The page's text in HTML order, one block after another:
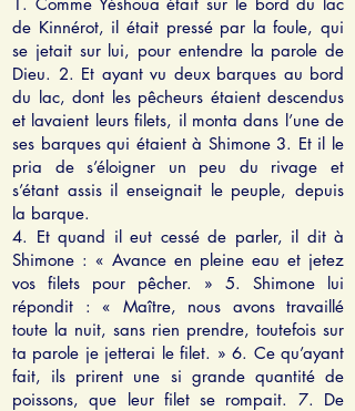
de Kinnérot, il était pressé par la foule, qui
se jetait sur lui, pour entendre la parole de
Dieu. 2. Et ayant vu deux barques au bord
du lac, dont les pêcheurs étaient descendus
et lavaient leurs filets, il monta dans l’une de
ses barques qui étaient à Shimone 3. Et il le
pria de s’éloigner un peu du rivage et
s’étant assis il enseignait le peuple, depuis
la barque.
4. Et quand il eut cessé de parler, il dit à
Shimone : « Avance en pleine eau et jetez
vos filets pour pêcher. » 5. Shimone lui
répondit : « Maître, nous avons travaillé
toute la nuit, sans rien prendre, toutefois sur
ta parole je jetterai le filet. » 6. Ce qu’ayant
fait, ils prirent une si grande quantité de
poissons, que leur filet se rompait. 7. De